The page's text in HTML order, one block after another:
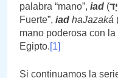
palabra “mano”, iad (יָד
Fuerte”, iad haJazaká
mano poderosa con
Egipto.[1]
Si continuamos la